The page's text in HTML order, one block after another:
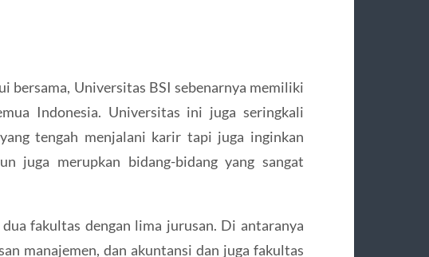
bersama, Universitas BSI sebenarnya memiliki
Indonesia. Universitas ini juga seringkali
tengah menjalani karir tapi juga inginkan
juga merupkan bidang-bidang yang sangat
fakultas dengan lima jurusan. Di antaranya
manajemen, dan akuntansi dan juga fakultas